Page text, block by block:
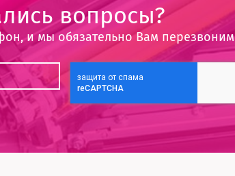
вопросы?
и мы обязательно Вам перезвоним